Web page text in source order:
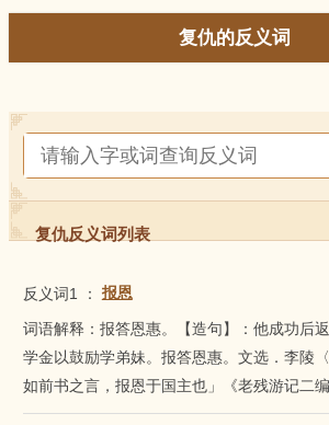
复仇的反义词
复仇反义词列表
反义词1 ： 报恩
词语解释：报答恩惠。【造句】：他成功后
学金以鼓励学弟妹。报答恩惠。文选．李陵
如前书之言，报恩于国主也」《老残游记二